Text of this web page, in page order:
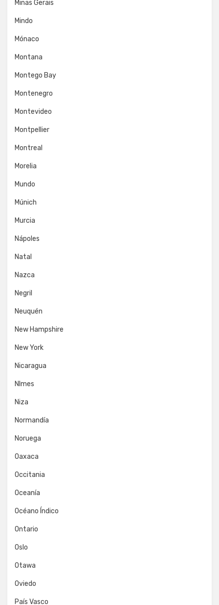
Minas Gerais
Mindo
Mónaco
Montana
Montego Bay
Montenegro
Montevideo
Montpellier
Montreal
Morelia
Mundo
Múnich
Murcia
Nápoles
Natal
Nazca
Negril
Neuquén
New Hampshire
New York
Nicaragua
NImes
Niza
Normandía
Noruega
Oaxaca
Occitania
Oceanía
Océano Índico
Ontario
Oslo
Otawa
Oviedo
País Vasco